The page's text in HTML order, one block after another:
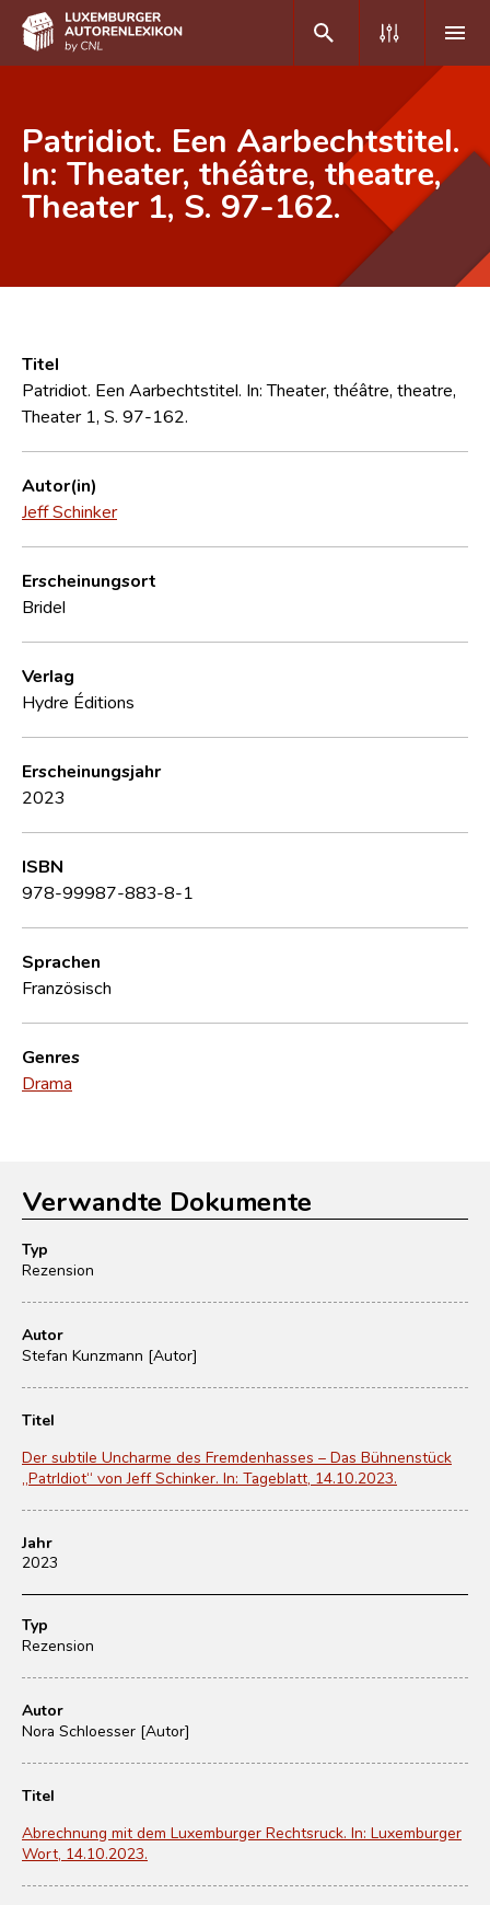
DE FR
Home
Erweiterte Suche
CNL
Forschungsgruppe
Patridiot. Een Aarbechtstitel.
In: Theater, théâtre, theatre,
Theater 1, S. 97-162.
Titel
Patridiot. Een Aarbechtstitel. In: Theater, théâtre, theatre,
Theater 1, S. 97-162.
Autor(in)
Jeff Schinker
Erscheinungsort
Bridel
Verlag
Hydre Éditions
Erscheinungsjahr
2023
ISBN
978-99987-883-8-1
Sprachen
Französisch
Genres
Drama
Verwandte Dokumente
Typ
Rezension
Autor
Stefan Kunzmann [Autor]
Titel
Der subtile Uncharme des Fremdenhasses – Das Bühnenstück
„PatrIdiot“ von Jeff Schinker. In: Tageblatt, 14.10.2023.
Jahr
2023
Typ
Rezension
Autor
Nora Schloesser [Autor]
Titel
Abrechnung mit dem Luxemburger Rechtsruck. In: Luxemburger
Wort, 14.10.2023.